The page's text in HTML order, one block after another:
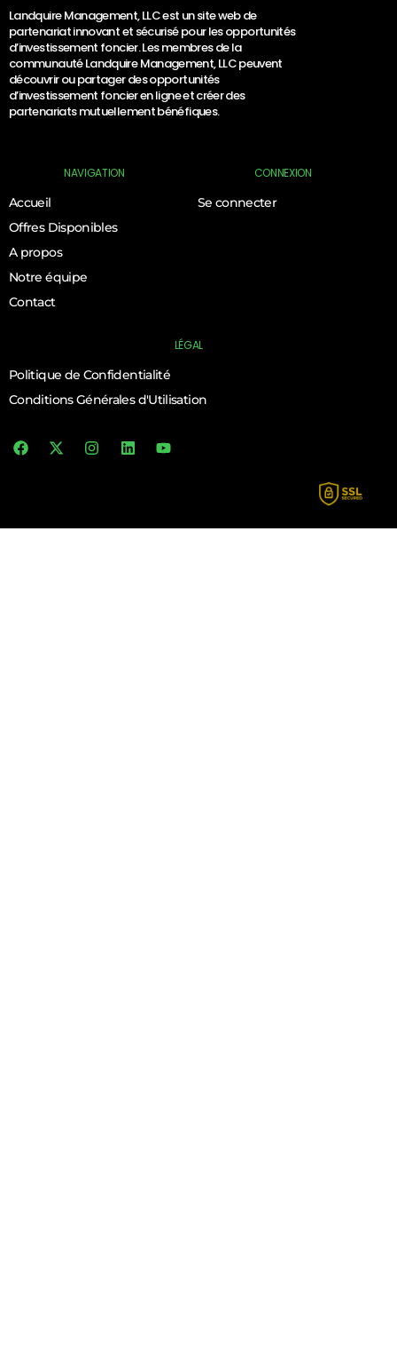
Landquire Management, LLC est un site web de
partenariat innovant et sécurisé pour les opportunités
d’investissement foncier. Les membres de la
communauté Landquire Management, LLC peuvent
découvrir ou partager des opportunités
d’investissement foncier en ligne et créer des
partenariats mutuellement bénéfiques.
NAVIGATION
Accueil
Offres Disponibles
A propos
Notre équipe
Contact
CONNEXION
Se connecter
LÉGAL
Politique de Confidentialité
Conditions Générales d'Utilisation